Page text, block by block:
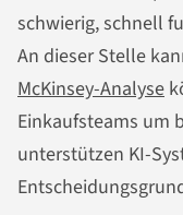
schwierig, schnell
An dieser Stelle
McKinsey-Analyse
Einkaufsteams um
unterstützen KI-